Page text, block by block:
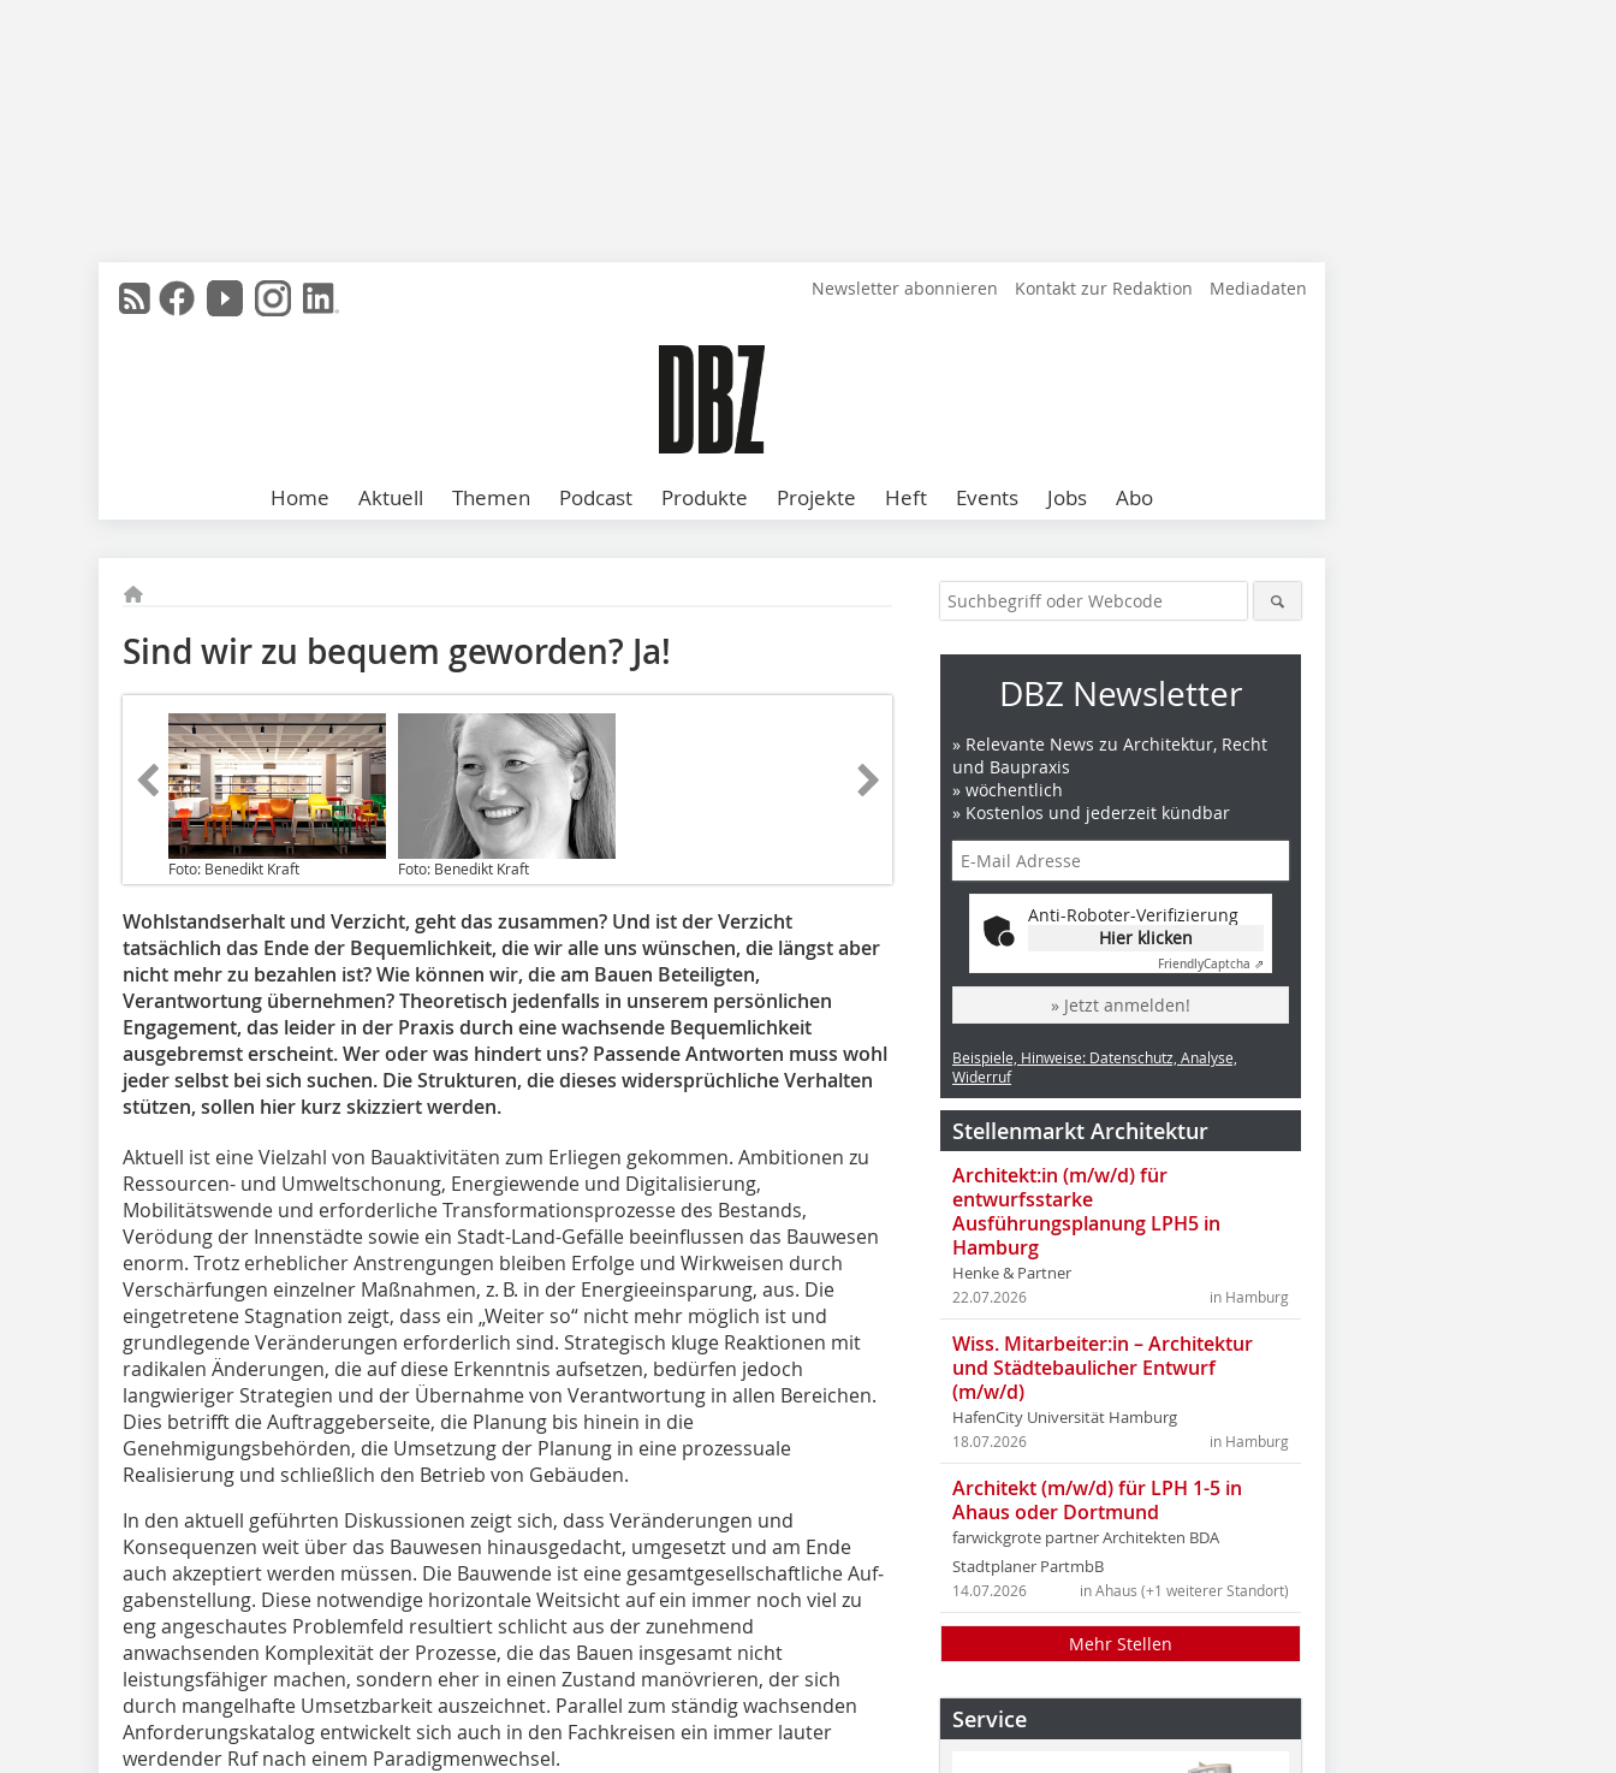
Newsletter abonnieren Kontakt zur Redaktion Mediadaten
Home Aktuell Themen Podcast Produkte Projekte Heft Events Jobs Abo
Sind wir zu bequem geworden? Ja!
Foto: Benedikt Kraft Foto: Benedikt Kraft
Wohlstandserhalt und Verzicht, geht das zusammen? Und ist der Verzicht
tatsächlich das Ende der Bequemlichkeit, die wir alle uns wünschen, die längst aber
nicht mehr zu bezahlen ist? Wie können wir, die am Bauen Beteiligten,
Verantwortung übernehmen? Theoretisch jedenfalls in unserem persönlichen
Engagement, das leider in der Praxis durch eine wachsende Bequemlichkeit
ausgebremst erscheint. Wer oder was hindert uns? Passende Antworten muss wohl
jeder selbst bei sich suchen. Die Strukturen, die dieses widersprüchliche Verhalten
stützen, sollen hier kurz skizziert werden.
Aktuell ist eine Vielzahl von Bauaktivitäten zum Erliegen gekommen. Ambitionen zu
Ressourcen- und Umweltschonung, Energiewende und Digitalisierung,
Mobilitätswende und erforderliche Transformationsprozesse des Bestands,
Verödung der Innenstädte sowie ein Stadt-Land-Gefälle beeinflussen das Bauwesen
enorm. Trotz erheblicher Anstrengungen bleiben Erfolge und Wirkweisen durch
Verschärfungen einzelner Maßnahmen, z. B. in der Energieeinsparung, aus. Die
eingetretene Stagnation zeigt, dass ein „Weiter so“ nicht mehr möglich ist und
grundlegende Veränderungen erforderlich sind. Strategisch kluge Reaktionen mit
radikalen Änderungen, die auf diese Erkenntnis aufsetzen, bedürfen jedoch
langwieriger Strategien und der Übernahme von Verantwortung in allen Bereichen.
Dies betrifft die Auftraggeberseite, die Planung bis hinein in die
Genehmigungsbehörden, die Umsetzung der Planung in eine prozessuale
Realisierung und schließlich den Betrieb von Gebäuden.
In den aktuell geführten Diskussionen zeigt sich, dass Veränderungen und
Konsequenzen weit über das Bauwesen hinausgedacht, umgesetzt und am Ende
auch akzeptiert werden müssen. Die Bauwende ist eine gesamtgesellschaftliche Auf­
gabenstellung. Diese notwendige horizontale Weitsicht auf ein immer noch viel zu
eng angeschautes Problemfeld resultiert schlicht aus der zunehmend
anwachsenden Komplexität der Prozesse, die das Bauen insgesamt nicht
leistungsfähiger machen, sondern eher in einen Zustand manövrieren, der sich
durch mangelhafte Umsetzbarkeit auszeichnet. Parallel zum ständig wachsenden
Anforderungskatalog entwickelt sich auch in den Fachkreisen ein immer lauter
werdender Ruf nach einem Paradigmenwechsel.
DBZ Newsletter
» Relevante News zu Architektur, Recht
und Baupraxis
» wöchentlich
» Kostenlos und jederzeit kündbar
Anti-Roboter-Verifizierung
Hier klicken
FriendlyCaptcha ⇗
» Jetzt anmelden!
Beispiele, Hinweise: Datenschutz, Analyse,
Widerruf
Stellenmarkt Architektur
Architekt:in (m/w/d) für
entwurfsstarke
Ausführungsplanung LPH5 in
Hamburg
Henke & Partner
in Hamburg
22.07.2026
Wiss. Mitarbeiter:in – Architektur
und Städtebaulicher Entwurf
(m/w/d)
HafenCity Universität Hamburg
in Hamburg
18.07.2026
Architekt (m/w/d) für LPH 1-5 in
Ahaus oder Dortmund
farwickgrote partner Architekten BDA
Stadtplaner PartmbB
in Ahaus (+1 weiterer Standort)
14.07.2026
Mehr Stellen
Service